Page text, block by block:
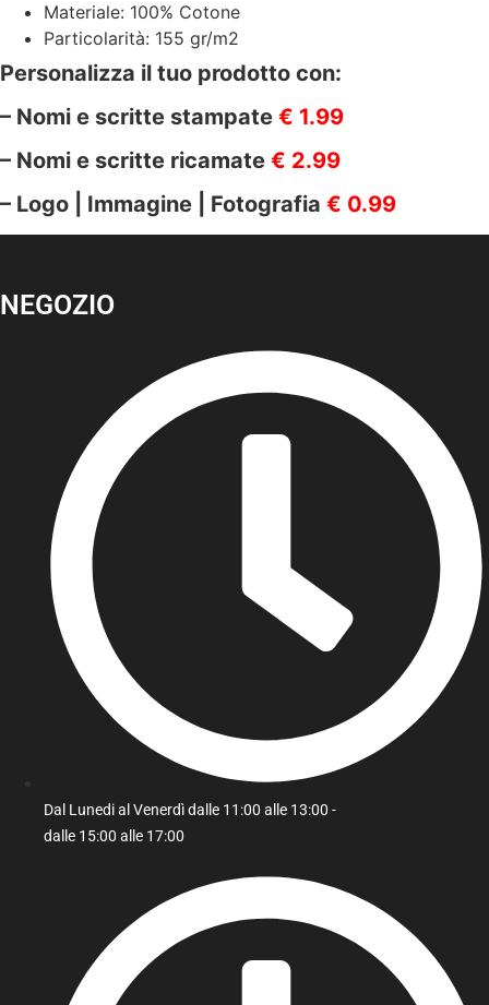
Materiale: 100% Cotone
Particolarità: 155 gr/m2
Personalizza il tuo prodotto con:
– Nomi e scritte stampate € 1.99
– Nomi e scritte ricamate € 2.99
– Logo | Immagine | Fotografia € 0.99
NEGOZIO
Dal Lunedi al Venerdì dalle 11:00 alle 13:00 -
dalle 15:00 alle 17:00